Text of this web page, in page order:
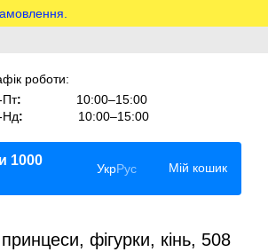
роботи:
:
10:00–15:00
: 10:00–15:00
1000
УкрРус Мій кошик
фігурки, кінь, 508